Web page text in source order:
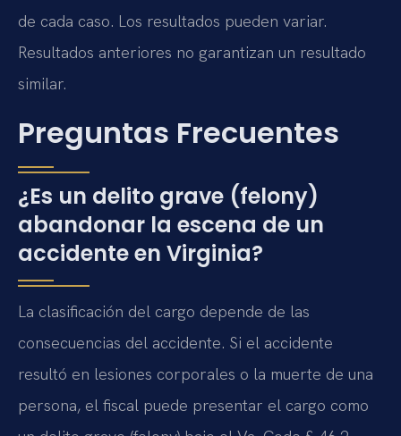
de cada caso. Los resultados pueden variar.
Resultados anteriores no garantizan un resultado
similar.
Preguntas Frecuentes
¿Es un delito grave (felony)
abandonar la escena de un
accidente en Virginia?
La clasificación del cargo depende de las
consecuencias del accidente. Si el accidente
resultó en lesiones corporales o la muerte de una
persona, el fiscal puede presentar el cargo como